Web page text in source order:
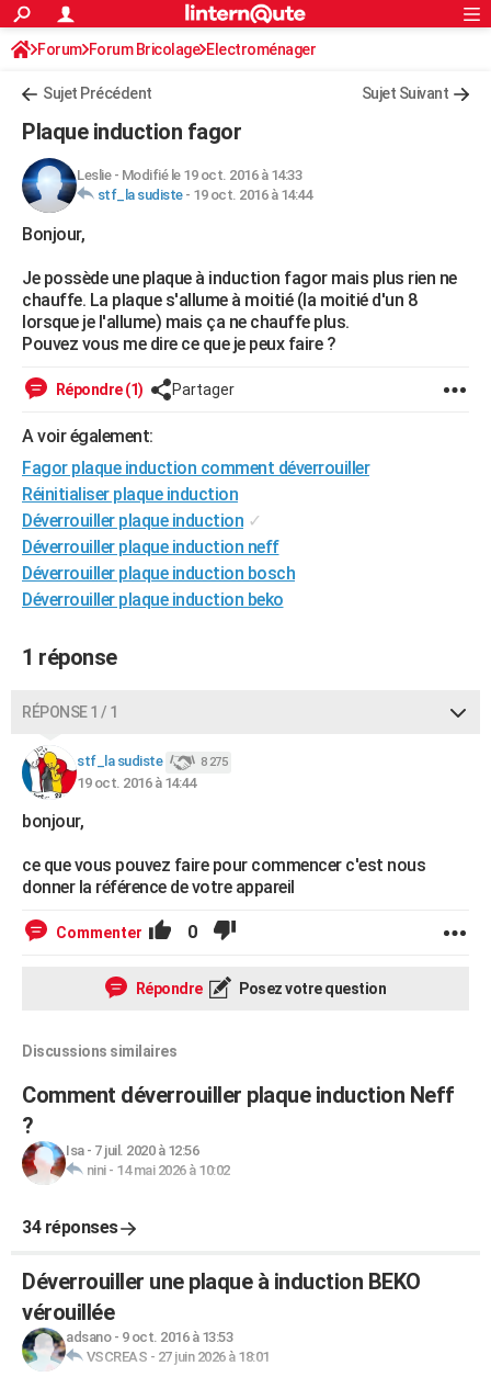
ACTUALITÉS
Politique
Société
Faits Divers
Education
Monde
Villes
+
FINANCE
Retraite
Impôts
Epargne
Immobilier
Risques naturels par ville
Banque
Assurance
Crédit
AUTO
Essais
Réserver un essai
Citadines
Berlines
SUV
Forum auto
+HIGH-TECH
Mobiles
Meilleur smartphone
Internet
Ordinateurs
Jeux vidéo
Guide high-tech
+BRICOLAGE
Forum
Aménagement intérieur
Extérieur
Cuisine
Salle de bains
Jardinage
Rangement
WEEK-END
Guides de France
Escapades
Patrimoine
Expositions
Musées
Week-end nature
LIFESTYLE
SANTE
Alimentation
Guide de la santé
Maladies
Médicaments
Sommeil
VOYAGE
Destinations
City break
Voyage nature
Voyage de noces
Forum
Climat
+PHOTO
GUIDES D'ACHAT
BONS PLANS
CARTE DE VOEUX
COPAINS D'AVANT
S'inscrire
Se connecter
Lycées
Collèges
Primaires
Universités
Entreprises
Service militaire
Avis de recherche
AVIS DE DÉCÈS
FORUM
S'inscrire
Connexion
Forum Forum Bricolage Electroménager
Sujet Précédent Sujet Suivant
Plaque induction fagor
Leslie- Modifié le 19 oct. 2016 à 14:33
stf_la sudiste- 19 oct. 2016 à 14:44
Bonjour,
Je possède une plaque à induction fagor mais plus rien ne
chauffe. La plaque s'allume à moitié (la moitié d'un 8
lorsque je l'allume) mais ça ne chauffe plus.
Pouvez vous me dire ce que je peux faire ?
Répondre (1) Partager
A voir également:
Fagor plaque induction comment déverrouiller
Réinitialiser plaque induction
Déverrouiller plaque induction ✓
Déverrouiller plaque induction neff
Déverrouiller plaque induction bosch
Déverrouiller plaque induction beko
1 réponse
RÉPONSE 1 / 1
stf_la sudiste 8 275
19 oct. 2016 à 14:44
bonjour,
ce que vous pouvez faire pour commencer c'est nous
donner la référence de votre appareil
Commenter 0
Répondre Posez votre question
Discussions similaires
Comment déverrouiller plaque induction Neff
?
Isa- 7 juil. 2020 à 12:56
nini- 14 mai 2026 à 10:02
34 réponses
Déverrouiller une plaque à induction BEKO
vérouillée
adsano- 9 oct. 2016 à 13:53
VSCREAS - 27 juin 2026 à 18:01